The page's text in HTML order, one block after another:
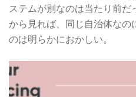
ステムが別なのは当たり前
から見れば、同じ自治体なの
のは明らかにおかしい。